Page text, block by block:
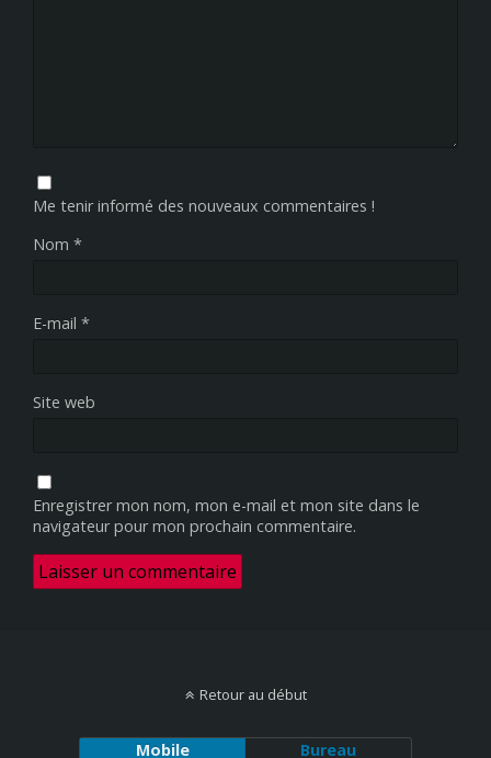
Me tenir informé des nouveaux commentaires !
Nom *
E-mail *
Site web
Enregistrer mon nom, mon e-mail et mon site dans le
navigateur pour mon prochain commentaire.
Retour au début
Mobile Bureau